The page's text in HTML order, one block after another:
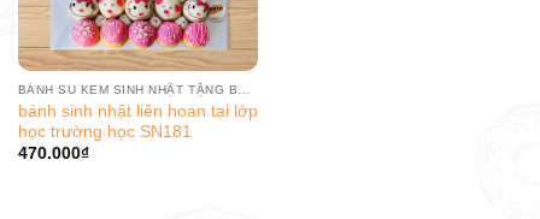
bánh sinh nhật liên hoan tại lớp
học trường học SN181
470.000₫